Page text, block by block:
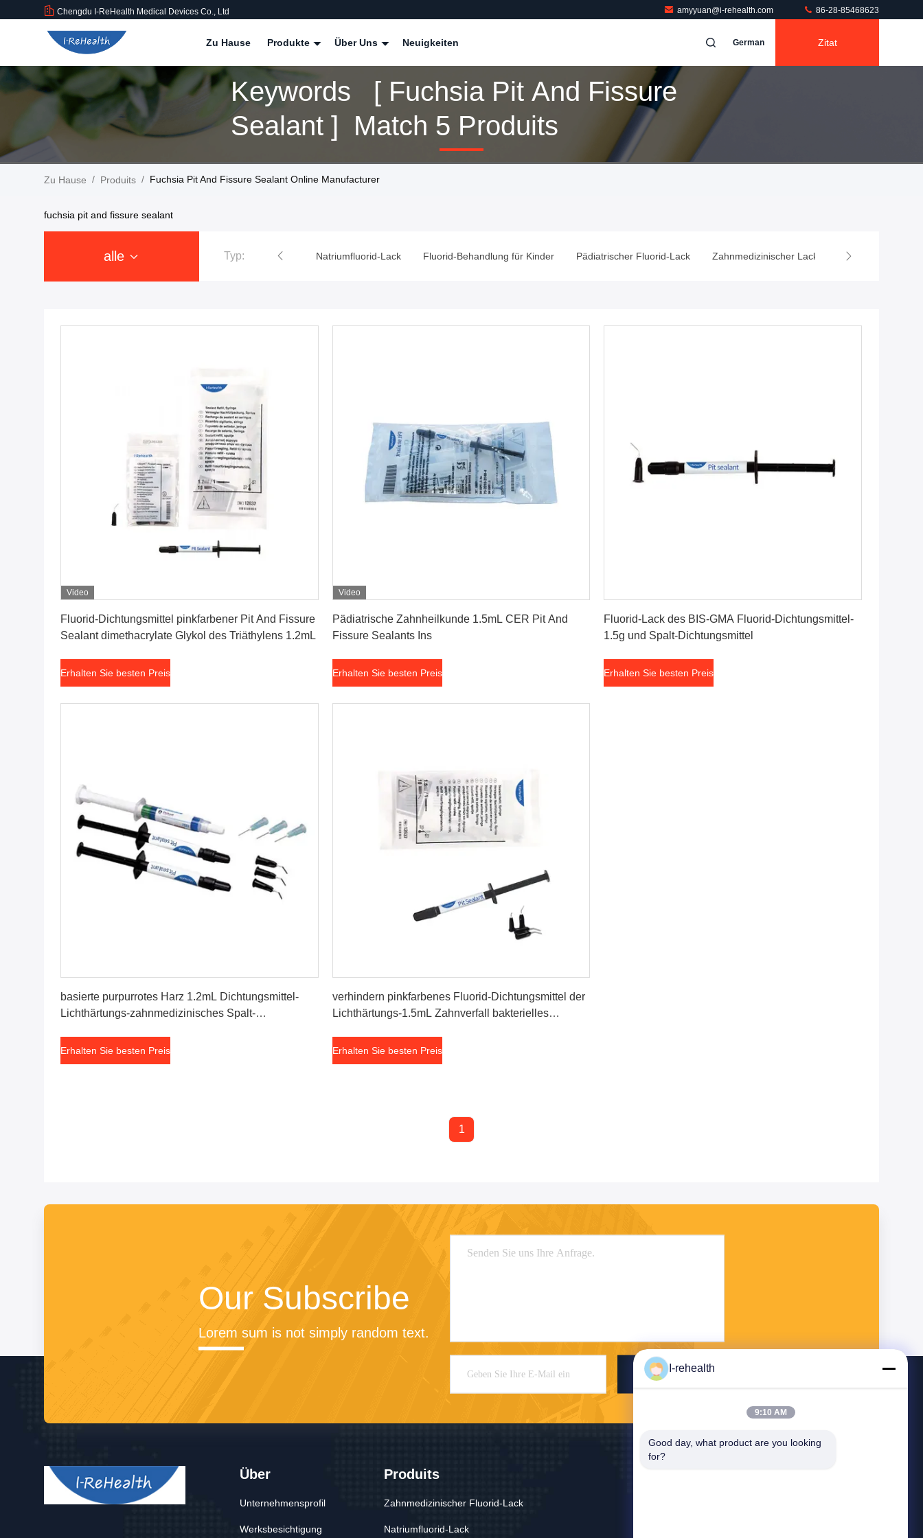
Chengdu I-ReHealth Medical Devices Co., Ltd amyyuan@i-rehealth.com 86-28-85468623
Zu Hause Produkte Über Uns Neuigkeiten German Zitat
Keywords [ Fuchsia Pit And Fissure
Sealant ] Match 5 Produits
Zu Hause / Produits / Fuchsia Pit And Fissure Sealant Online Manufacturer
fuchsia pit and fissure sealant
alle Typ:
Zahnmedizinischer Fluorid-Lack Natriumfluorid-Lack Fluorid-Behandlung für Kinder Pädiatrischer Fluorid-Lack Zahnmedizinischer Lack für empfindliche Zähne
Video
Fluorid-Dichtungsmittel pinkfarbener Pit And Fissure
Sealant dimethacrylate Glykol des Triäthylens 1.2mL
Erhalten Sie besten Preis
Video
Pädiatrische Zahnheilkunde 1.5mL CER Pit And
Fissure Sealants Ins
Erhalten Sie besten Preis
Fluorid-Lack des BIS-GMA Fluorid-Dichtungsmittel-
1.5g und Spalt-Dichtungsmittel
Erhalten Sie besten Preis
basierte purpurrotes Harz 1.2mL Dichtungsmittel-
Lichthärtungs-zahnmedizinisches Spalt-
Erhalten Sie besten Preis
verhindern pinkfarbenes Fluorid-Dichtungsmittel der
Lichthärtungs-1.5mL Zahnverfall bakterielles
Erhalten Sie besten Preis
1
Our Subscribe
Lorem sum is not simply random text.
Senden Sie
Über
Unternehmensprofil
Werksbesichtigung
Produits
Zahnmedizinischer Fluorid-Lack
Natriumfluorid-Lack
I-rehealth
9:10 AM
Good day, what product are you looking
for?